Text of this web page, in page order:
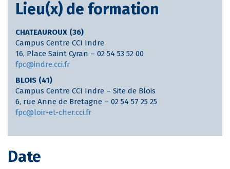
Lieu(x) de formation
CHATEAUROUX (36)
Campus Centre CCI Indre
16, Place Saint Cyran – 02 54 53 52 00
fpc@indre.cci.fr
BLOIS (41)
Campus Centre CCI Indre – Site de Blois
6, rue Anne de Bretagne – 02 54 57 25 25
fpc@loir-et-cher.cci.fr
Date